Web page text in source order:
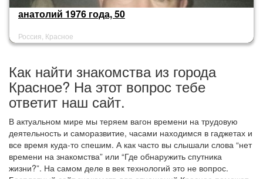
анатолий 1976 года, 50
Россия, Красное
Как найти знакомства из города
Красное? На этот вопрос тебе
ответит наш сайт.
В актуальном мире мы теряем вагон времени на трудовую
деятельность и саморазвитие, часами находимся в гаджетах и
все время куда-то спешим. А как часто вы слышали слова “нет
времени на знакомства” или “Где обнаружить спутника
жизни?”. На самом деле в век технологий это не вопрос.